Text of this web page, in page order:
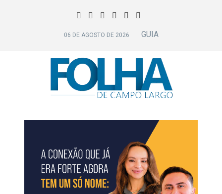
06 DE AGOSTO DE 2026 GUIA